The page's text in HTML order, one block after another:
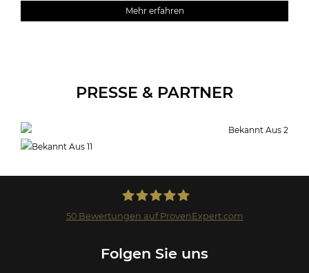
Mehr erfahren
PRESSE & PARTNER
50Bewertungen auf ProvenExpert.com
Folgen Sie uns